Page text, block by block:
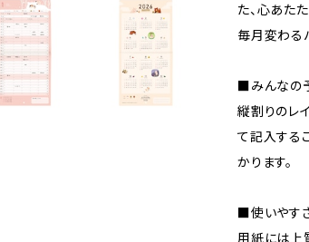
た、心あた
毎月変わる
■みんなの
縦割りのレ
て記入する
かります。
■使いやす
用紙には上